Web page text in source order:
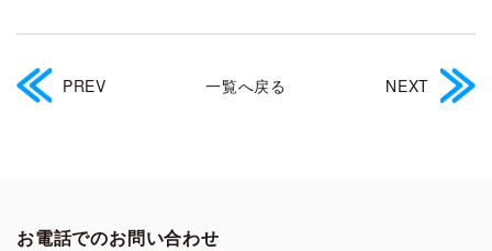
PREV 一覧へ戻る NEXT
お電話でのお問い合わせ